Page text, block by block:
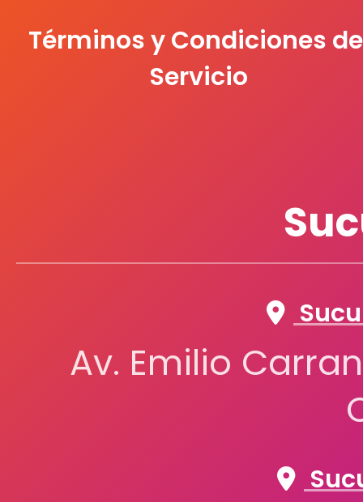
Términos y Condiciones
Servicio
Av. Emilio